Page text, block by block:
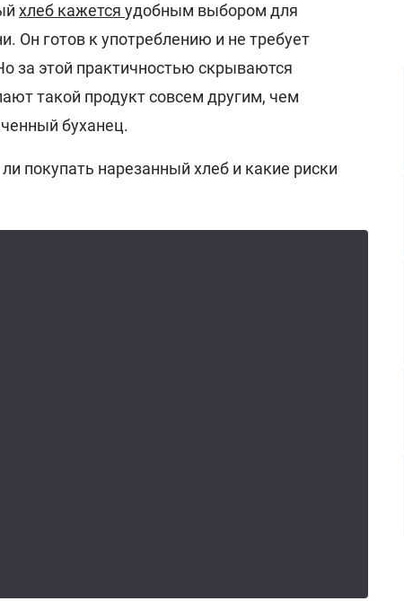
хлеб кажется удобным выбором для
Он готов к употреблению и не требует
за этой практичностью скрываются
такой продукт совсем другим, чем
буханец.
покупать нарезанный хлеб и какие риски